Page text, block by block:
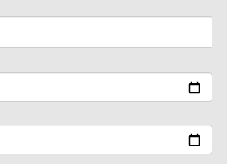
2024
Mar Abr Mai Jun
Jul
Out Nov Dez